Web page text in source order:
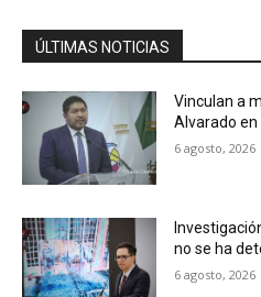
ÚLTIMAS NOTICIAS
Vinculan a
Alvarado en
6 agosto, 2026
no se ha
6 agosto, 2026